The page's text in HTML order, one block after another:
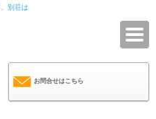
別荘は
お問合せはこちら